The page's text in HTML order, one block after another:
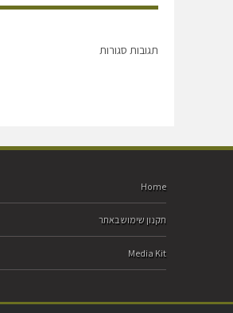
תגובות סגורות
Home
תקנון שימוש באתר
Media Kit